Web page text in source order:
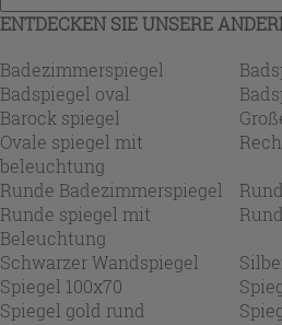
ENTDECKEN SIE UNSERE
Badezimmerspiegel
Badspiegel oval
Barock spiegel
Ovale spiegel mit
beleuchtung
Runde Badezimmerspiegel
Runde spiegel mit
Beleuchtung
Schwarzer Wandspiegel
Spiegel 100x70
Spiegel gold rund